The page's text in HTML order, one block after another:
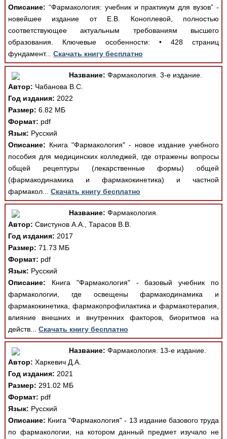
Описание: “Фармакология: учебник и практикум для вузов” -
новейшее издание от Е.В. Коноплевой, полностью
соответствующее актуальным требованиям высшего
образования. Ключевые особенности: • 428 страниц
фундамент... Скачать книгу бесплатно
Название: Фармакология. 3-е издание.
Автор: Чабанова В.С.
Год издания: 2022
Размер: 6.82 МБ
Формат: pdf
Язык: Русский
Описание: Книга "Фармакология" - новое издание учебного
пособия для медицинских колледжей, где отражены вопросы
общей рецептуры (лекарственные формы) общей
(фармакодинамика и фармакокинетика) и частной
фармакол... Скачать книгу бесплатно
Название: Фармакология.
Автор: Свистунов А.А., Тарасов В.В.
Год издания: 2017
Размер: 71.73 МБ
Формат: pdf
Язык: Русский
Описание: Книга "Фармакология" - базовый учебник по
фармакологии, где освещены фармакодинамика и
фармакокинетика, фармакопрофилактика и фармакотерапия,
влияние внешних и внутренних факторов, биоритмов на
действ... Скачать книгу бесплатно
Название: Фармакология. 13-е издание.
Автор: Харкевич Д.А.
Год издания: 2021
Размер: 291.02 МБ
Формат: pdf
Язык: Русский
Описание: Книга "Фармакология" - 13 издание базового труда
по фармакологии, на котором данный предмет изучало не